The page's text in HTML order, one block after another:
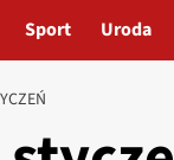
Sport Uroda